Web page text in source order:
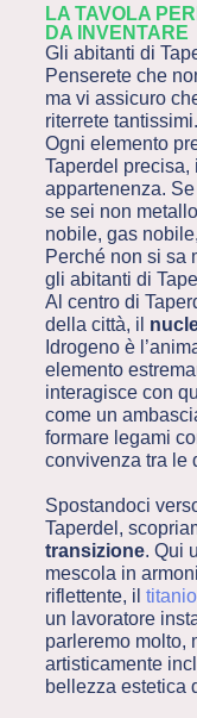
LA TAVOLA
DA INVENTARE
Gli abitanti di
Penserete che
ma vi assicuro
riterrete tantissimi.
Ogni elemento
Taperdel precisa,
appartenenza.
se sei non
nobile, gas
Perché non si sa
gli abitanti di
Al centro di
della città, il
Idrogeno è
elemento
interagisce con
come un
formare legami
convivenza tra le
Spostandoci
Taperdel,
transizione. Qui
mescola in
riflettente, il titanio
un lavoratore
parleremo molto,
artisticamente
bellezza estetica